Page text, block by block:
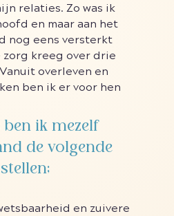
relaties. Zo was ik
en maar aan het
nog eens versterkt
kreeg over drie
overleven en
ben ik er voor hen
ik mezelf
de volgende
en zuivere